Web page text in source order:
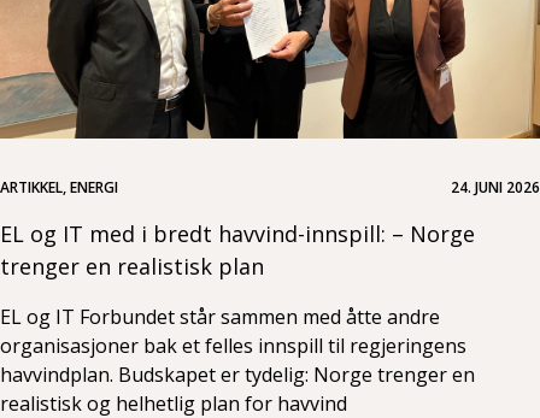
ARTIKKEL, ENERGI 24. JUNI 2026
EL og IT med i bredt havvind-innspill: – Norge
trenger en realistisk plan
EL og IT Forbundet står sammen med åtte andre
organisasjoner bak et felles innspill til regjeringens
havvindplan. Budskapet er tydelig: Norge trenger en
realistisk og helhetlig plan for havvind